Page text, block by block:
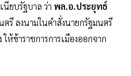
นียบรัฐบาล ว่า พล.อ.ประยุทธ์
ตรี ลงนามในคำสั่งนายกรัฐมนตรี
ห้ข้าราชการการเมืองออกจาก